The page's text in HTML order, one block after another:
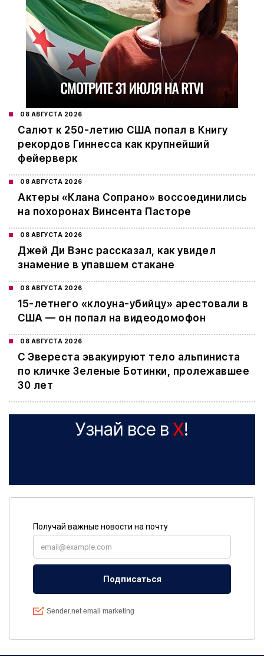
08 АВГУСТА 2026
Салют к 250-летию США попал в Книгу
рекордов Гиннесса как крупнейший
фейерверк
08 АВГУСТА 2026
Актеры «Клана Сопрано» воссоединились
на похоронах Винсента Пасторе
08 АВГУСТА 2026
Джей Ди Вэнс рассказал, как увидел
знамение в упавшем стакане
08 АВГУСТА 2026
15-летнего «клоуна-убийцу» арестовали в
США — он попал на видеодомофон
08 АВГУСТА 2026
С Эвереста эвакуируют тело альпиниста
по кличке Зеленые Ботинки, пролежавшее
30 лет
Узнай все в X!